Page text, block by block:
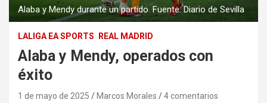
Alaba y Mendy durante un partido. Fuente: Diario de Sevilla
LALIGA EA SPORTS REAL MADRID
Alaba y Mendy, operados con
éxito
1 de mayo de 2025 Marcos Morales 4 comentarios